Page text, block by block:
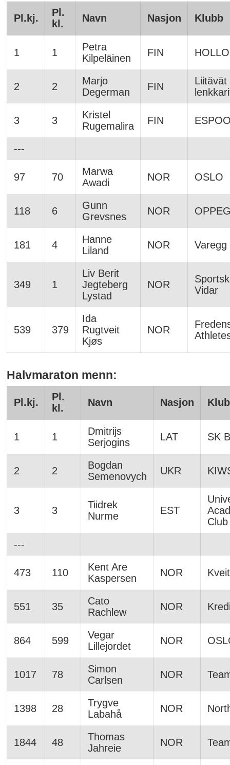
Pl.kj.
Pl.
kl.
Navn Nasjon Klubb
1 1
Petra
Kilpeläinen
FIN
2 2
Marjo
Degerman
FIN
Liitävät
3 3
Kristel
Rugemalira
FIN
---
97 70
Marwa
Awadi
NOR OSLO
118 6
Gunn
Grevsnes
NOR
181 4
Hanne
Liland
NOR Varegg
349 1
Liv Berit
Jegteberg
Lystad
NOR
Vidar
539 379
Ida
Rugtveit
Kjøs
NOR
Halvmaraton menn:
Pl.kj.
Pl.
kl.
Navn Nasjon
1 1
Dmitrijs
Serjogins
LAT SK
2 2
Bogdan
Semenovych
UKR
3 3
Tiidrek
Nurme
EST
Club
---
473 110
Kent Are
Kaspersen
NOR
551 35
Cato
Rachlew
NOR
864 599
Vegar
Lillejordet
NOR
1017 78
Simon
Carlsen
NOR
1398 28
Trygve
Labahå
NOR
1844 48
Thomas
Jahreie
NOR